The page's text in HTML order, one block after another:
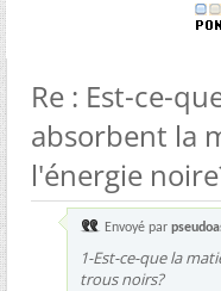
Re : Est-ce-
absorbent la
l'énergie
Envoyé par
1-Est-ce-que la
trous noirs?